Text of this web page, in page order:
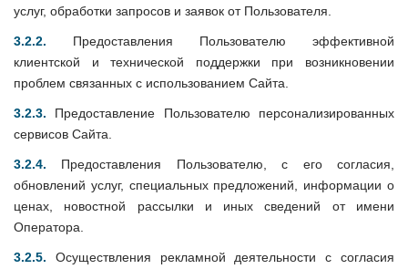
услуг, обработки запросов и заявок от Пользователя.
3.2.2.
Предоставления Пользователю эффективной
клиентской и технической поддержки при возникновении
проблем связанных с использованием Сайта.
3.2.3.
Предоставление Пользователю персонализированных
сервисов Сайта.
3.2.4.
Предоставления Пользователю, с его согласия,
обновлений услуг, специальных предложений, информации о
ценах, новостной рассылки и иных сведений от имени
Оператора.
3.2.5.
Осуществления рекламной деятельности с согласия